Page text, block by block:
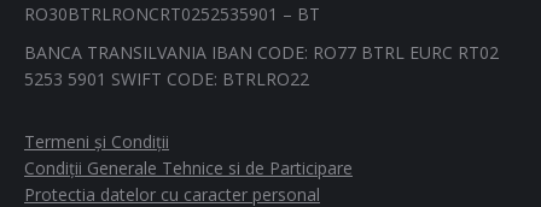
RO30BTRLRONCRT0252535901 – BT
BANCA TRANSILVANIA IBAN CODE: RO77 BTRL EURC RT02
5253 5901 SWIFT CODE: BTRLRO22
Termeni și Condiții
Condiții Generale Tehnice si de Participare
Protectia datelor cu caracter personal